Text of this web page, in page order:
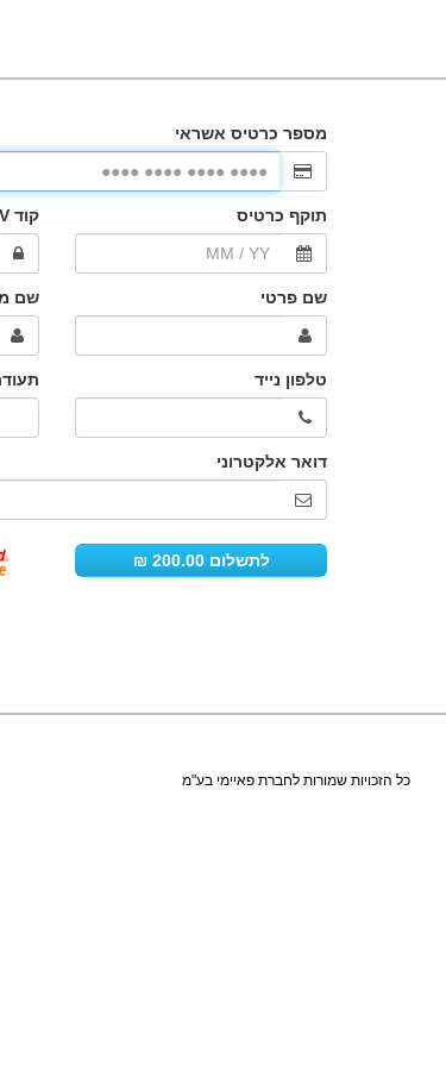
כל הזכויות שמורות לחברת פאיימי בע"מ